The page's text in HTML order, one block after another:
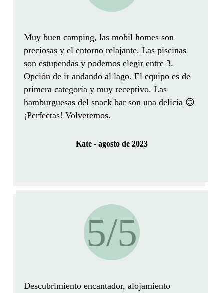
Muy buen camping, las mobil homes son
preciosas y el entorno relajante. Las piscinas
son estupendas y podemos elegir entre 3.
Opción de ir andando al lago. El equipo es de
primera categoría y muy receptivo. Las
hamburguesas del snack bar son una delicia 😊
¡Perfectas! Volveremos.
Kate - agosto de 2023
5/5
Descubrimiento encantador, alojamiento